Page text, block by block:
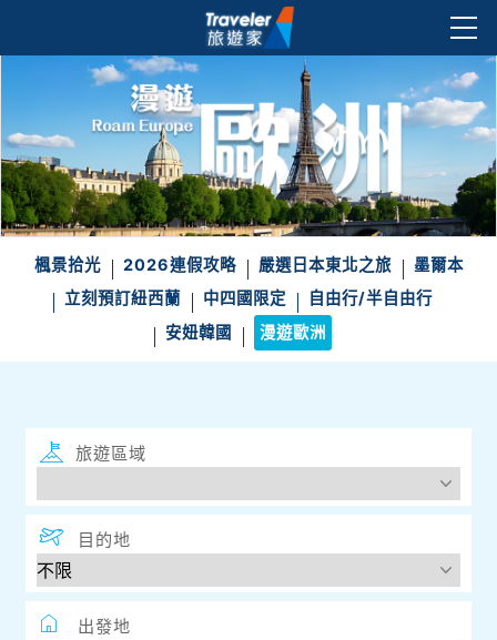
楓景拾光 2026連假攻略 嚴選日本東北之旅
墨爾本
立刻預訂紐西蘭
中四國限定
自由行/半自由行
安妞韓國
漫遊歐洲
旅遊區域
目的地
出發地